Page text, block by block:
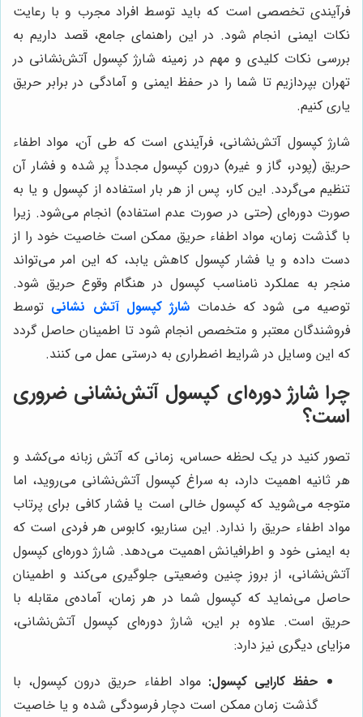
فرآیندی تخصصی است که باید توسط افراد مجرب و با رعایت
نکات ایمنی انجام شود. در این راهنمای جامع، قصد داریم به
بررسی نکات کلیدی و مهم در زمینه شارژ کپسول آتش‌نشانی در
تهران بپردازیم تا شما را در حفظ ایمنی و آمادگی در برابر حریق
یاری کنیم.
شارژ کپسول آتش‌نشانی، فرآیندی است که طی آن، مواد اطفاء
حریق (پودر، گاز و غیره) درون کپسول مجدداً پر شده و فشار آن
تنظیم می‌گردد. این کار، پس از هر بار استفاده از کپسول و یا به
صورت دوره‌ای (حتی در صورت عدم استفاده) انجام می‌شود. زیرا
با گذشت زمان، مواد اطفاء حریق ممکن است خاصیت خود را از
دست داده و یا فشار کپسول کاهش یابد، که این امر می‌تواند
منجر به عملکرد نامناسب کپسول در هنگام وقوع حریق شود.
توصیه می ‌شود که خدمات شارژ کپسول‌ آتش ‌نشانی توسط
فروشندگان معتبر و متخصص انجام شود تا اطمینان حاصل گردد
که این وسایل در شرایط اضطراری به درستی عمل می ‌کنند.
چرا شارژ دوره‌ای کپسول آتش‌نشانی ضروری
است؟
تصور کنید در یک لحظه حساس، زمانی که آتش زبانه می‌کشد و
هر ثانیه اهمیت دارد، به سراغ کپسول آتش‌نشانی می‌روید، اما
متوجه می‌شوید که کپسول خالی است یا فشار کافی برای پرتاب
مواد اطفاء حریق را ندارد. این سناریو، کابوس هر فردی است که
به ایمنی خود و اطرافیانش اهمیت می‌دهد. شارژ دوره‌ای کپسول
آتش‌نشانی، از بروز چنین وضعیتی جلوگیری می‌کند و اطمینان
حاصل می‌نماید که کپسول شما در هر زمان، آماده‌ی مقابله با
حریق است. علاوه بر این، شارژ دوره‌ای کپسول آتش‌نشانی،
مزایای دیگری نیز دارد:
حفظ کارایی کپسول: مواد اطفاء حریق درون کپسول، با
گذشت زمان ممکن است دچار فرسودگی شده و یا خاصیت